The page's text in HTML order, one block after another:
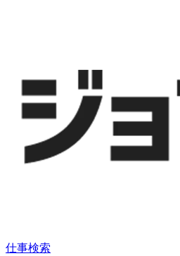
仕事検索